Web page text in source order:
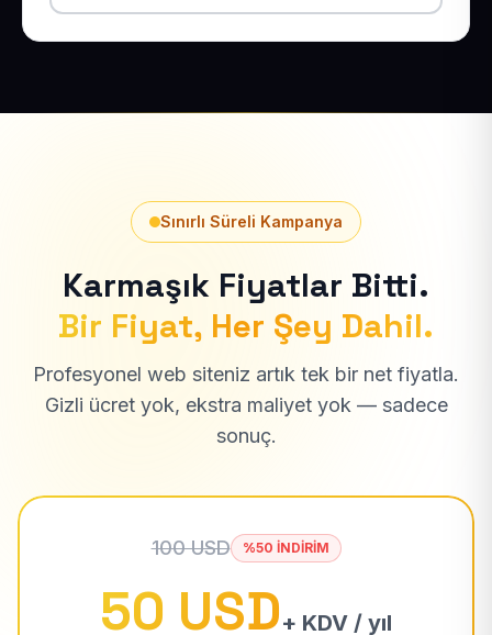
Sınırlı Süreli Kampanya
Karmaşık Fiyatlar Bitti.
Bir Fiyat, Her Şey Dahil.
Profesyonel web siteniz artık tek bir net fiyatla.
Gizli ücret yok, ekstra maliyet yok — sadece
sonuç.
100 USD %50 İNDİRİM
50 USD+ KDV / yıl